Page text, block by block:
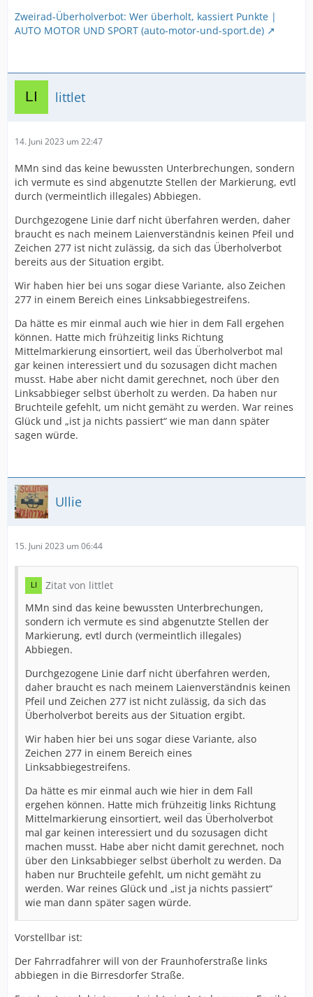
Zweirad-Überholverbot: Wer überholt, kassiert Punkte |
AUTO MOTOR UND SPORT (auto-motor-und-sport.de)
littlet
14. Juni 2023 um 22:47
MMn sind das keine bewussten Unterbrechungen, sondern
ich vermute es sind abgenutzte Stellen der Markierung, evtl
durch (vermeintlich illegales) Abbiegen.
Durchgezogene Linie darf nicht überfahren werden, daher
braucht es nach meinem Laienverständnis keinen Pfeil und
Zeichen 277 ist nicht zulässig, da sich das Überholverbot
bereits aus der Situation ergibt.
Wir haben hier bei uns sogar diese Variante, also Zeichen
277 in einem Bereich eines Linksabbiegestreifens.
Da hätte es mir einmal auch wie hier in dem Fall ergehen
können. Hatte mich frühzeitig links Richtung
Mittelmarkierung einsortiert, weil das Überholverbot mal
gar keinen interessiert und du sozusagen dicht machen
musst. Habe aber nicht damit gerechnet, noch über den
Linksabbieger selbst überholt zu werden. Da haben nur
Bruchteile gefehlt, um nicht gemäht zu werden. War reines
Glück und „ist ja nichts passiert“ wie man dann später
sagen würde.
Ullie
15. Juni 2023 um 06:44
Zitat von littlet
MMn sind das keine bewussten Unterbrechungen,
sondern ich vermute es sind abgenutzte Stellen der
Markierung, evtl durch (vermeintlich illegales)
Abbiegen.
Durchgezogene Linie darf nicht überfahren werden,
daher braucht es nach meinem Laienverständnis keinen
Pfeil und Zeichen 277 ist nicht zulässig, da sich das
Überholverbot bereits aus der Situation ergibt.
Wir haben hier bei uns sogar diese Variante, also
Zeichen 277 in einem Bereich eines
Linksabbiegestreifens.
Da hätte es mir einmal auch wie hier in dem Fall
ergehen können. Hatte mich frühzeitig links Richtung
Mittelmarkierung einsortiert, weil das Überholverbot
mal gar keinen interessiert und du sozusagen dicht
machen musst. Habe aber nicht damit gerechnet, noch
über den Linksabbieger selbst überholt zu werden. Da
haben nur Bruchteile gefehlt, um nicht gemäht zu
werden. War reines Glück und „ist ja nichts passiert“
wie man dann später sagen würde.
Vorstellbar ist:
Der Fahrradfahrer will von der Fraunhoferstraße links
abbiegen in die Birresdorfer Straße.